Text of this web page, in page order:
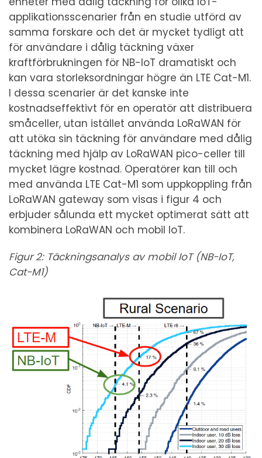
applikationsscenarier från en studie utförd av
samma forskare och det är mycket tydligt att
för användare i dålig täckning växer
kraftförbrukningen för NB-IoT dramatiskt och
kan vara storleksordningar högre än LTE Cat-M1.
I dessa scenarier är det kanske inte
kostnadseffektivt för en operatör att distribuera
småceller, utan istället använda LoRaWAN för
att utöka sin täckning för användare med dålig
täckning med hjälp av LoRaWAN pico-celler till
mycket lägre kostnad. Operatörer kan till och
med använda LTE Cat-M1 som uppkoppling från
LoRaWAN gateway som visas i figur 4 och
erbjuder sålunda ett mycket optimerat sätt att
kombinera LoRaWAN och mobil IoT.
Figur 2: Täckningsanalys av mobil IoT (NB-IoT,
Cat-M1)